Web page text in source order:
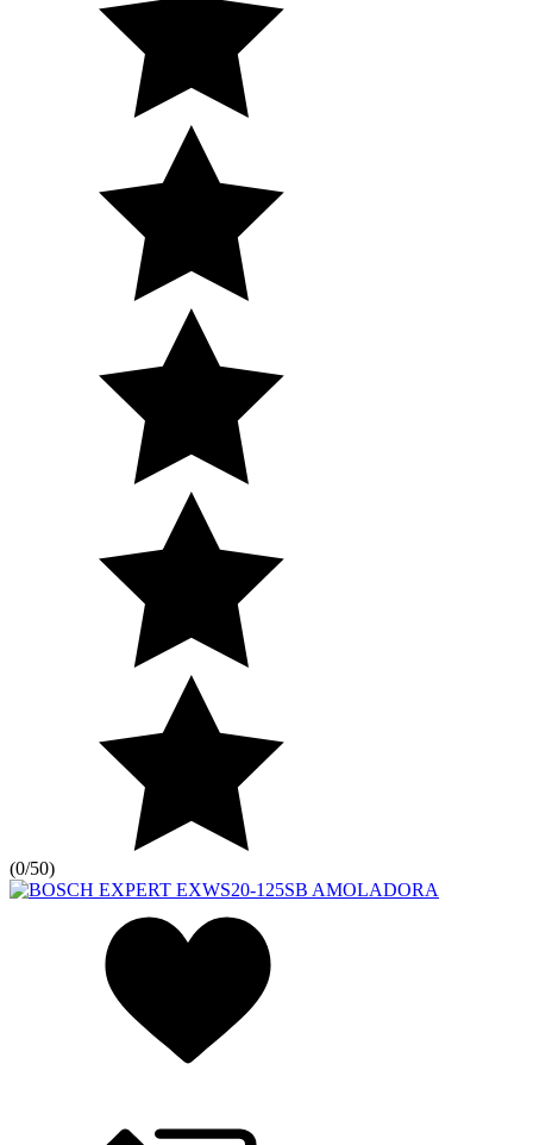
(0/50)